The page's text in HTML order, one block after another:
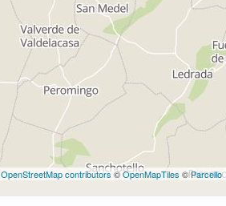
OpenStreetMap contributors©OpenMapTiles ©Parcello